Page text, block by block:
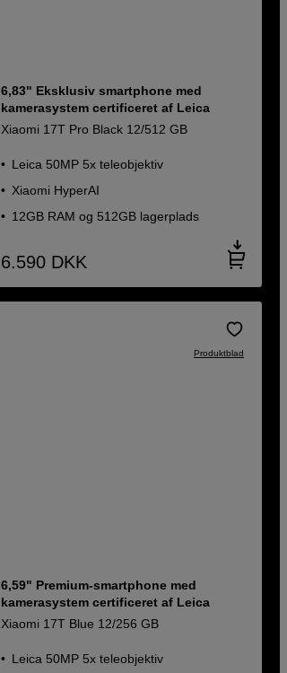
6,83" Eksklusiv smartphone med
kamerasystem certificeret af Leica
Xiaomi 17T Pro Black 12/512 GB
Leica 50MP 5x teleobjektiv
Xiaomi HyperAI
12GB RAM og 512GB lagerplads
6.590 DKK
Produktblad
6,59" Premium-smartphone med
kamerasystem certificeret af Leica
Xiaomi 17T Blue 12/256 GB
Leica 50MP 5x teleobjektiv